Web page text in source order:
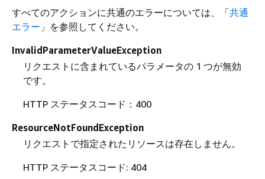
すべてのアクションに共通のエラーについては、「共通
エラー 」を参照してください。
InvalidParameterValueException
リクエストに含まれているパラメータの 1 つが無効
です。
HTTP ステータスコード：400
ResourceNotFoundException
リクエストで指定されたリソースは存在しません。
HTTP ステータスコード: 404